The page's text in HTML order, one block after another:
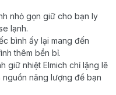
nhỏ gọn giữ cho bạn ly
lạnh.
bình ấy lại mang đến
thêm bền bỉ.
giữ nhiệt Elmich chỉ lặng lẽ
nguồn năng lượng để bạn